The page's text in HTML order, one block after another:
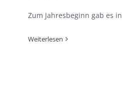
Zum Jahresbeginn gab es in
Weiterlesen